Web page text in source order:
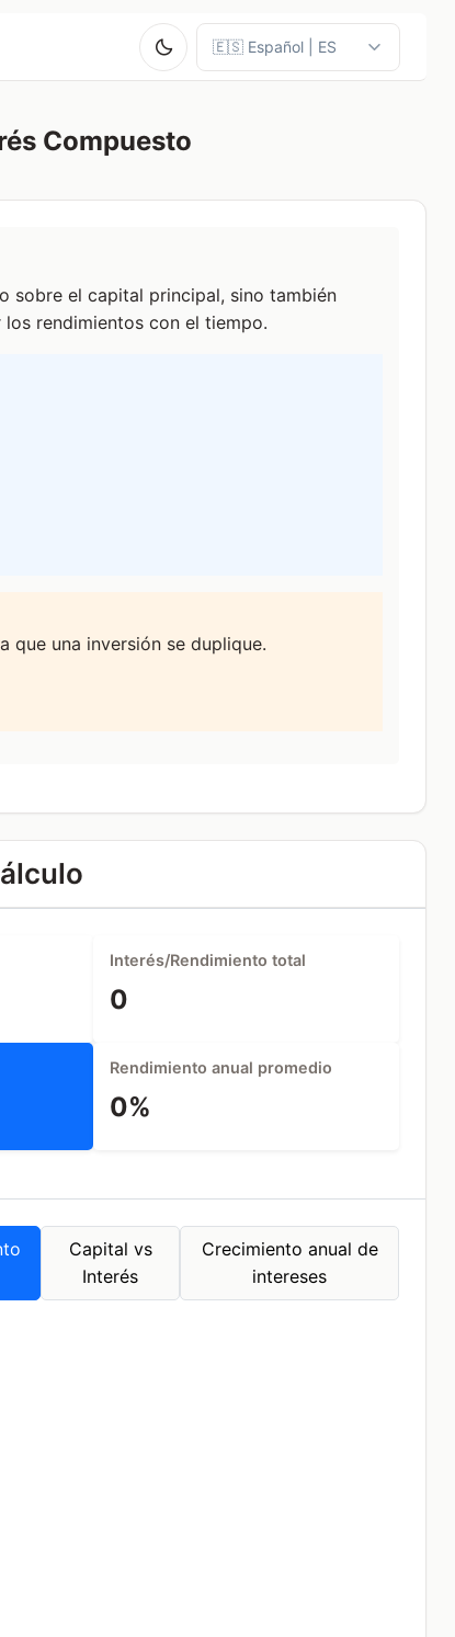
Compuesto
sobre el capital principal, sino también
rendimientos con el tiempo.
que una inversión se duplique.
Interés/Rendimiento total
0
Rendimiento anual promedio
0%
Capital vs
Interés
Crecimiento anual de
intereses